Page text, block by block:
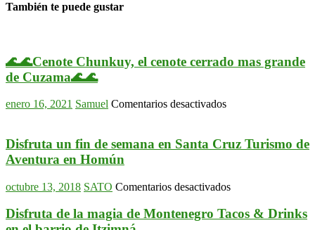
También te puede gustar
🌊🌊Cenote Chunkuy, el cenote cerrado mas grande
de Cuzama🌊🌊
enero 16, 2021 Samuel Comentarios desactivadosen
Cenote
Chunkuy,
cerrado
grande
Disfruta un fin de semana en Santa Cruz Turismo de
Aventura en Homún
octubre 13, 2018 SATO Comentarios desactivadosen
un
Disfruta de la magia de Montenegro Tacos & Drinks